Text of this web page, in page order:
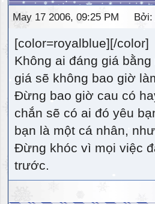
May 17 2006, 09:25 PM Bởi:
[color=royalblue][/color]
Không ai đáng giá
giá sẽ không bao giờ
Đừng bao giờ cau có
chắn sẽ có ai đó yêu
bạn là một cá nhân,
Đừng khóc vì mọi việc
trước.